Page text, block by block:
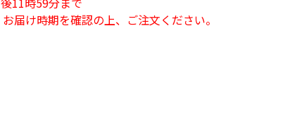
届け時期を確認の上、ご注文ください。